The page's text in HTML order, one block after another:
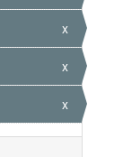
x
x
x